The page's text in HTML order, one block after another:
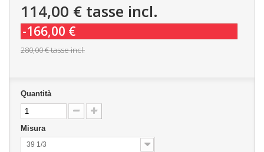
114,00 € tasse incl.
-166,00 €
280,00 €tasse incl.
Quantità
Misura
39 1/3